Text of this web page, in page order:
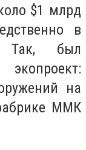
$1 млрд
в
Так, был
на
ММК